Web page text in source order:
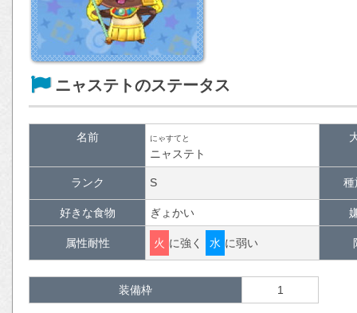
ニャステトのステータス
名前 にゃすてと
ニャステト
ランク S 種
好きな食物 ぎょかい
属性耐性 火 に強く 水 に弱い
装備枠 1